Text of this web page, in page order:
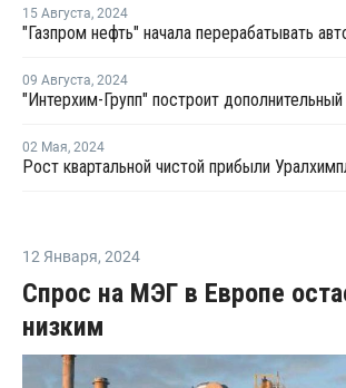
15 Августа, 2024
09 Августа, 2024
02 Мая, 2024
12 Января, 2024
Спрос на МЭГ в Европе
низким